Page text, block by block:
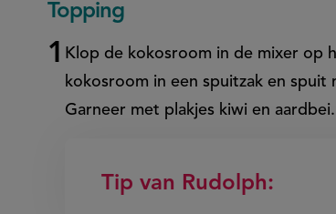
Topping
Klop de kokosroom in de mixer op
kokosroom in een spuitzak en
Garneer met plakjes kiwi en aardbei.
Tip van Rudolph: